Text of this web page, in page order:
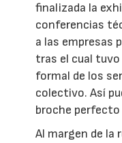
finalizada la
conferencias
a las empresas
tras el cual
formal de los
colectivo. Así
broche perfecto
Al margen de la